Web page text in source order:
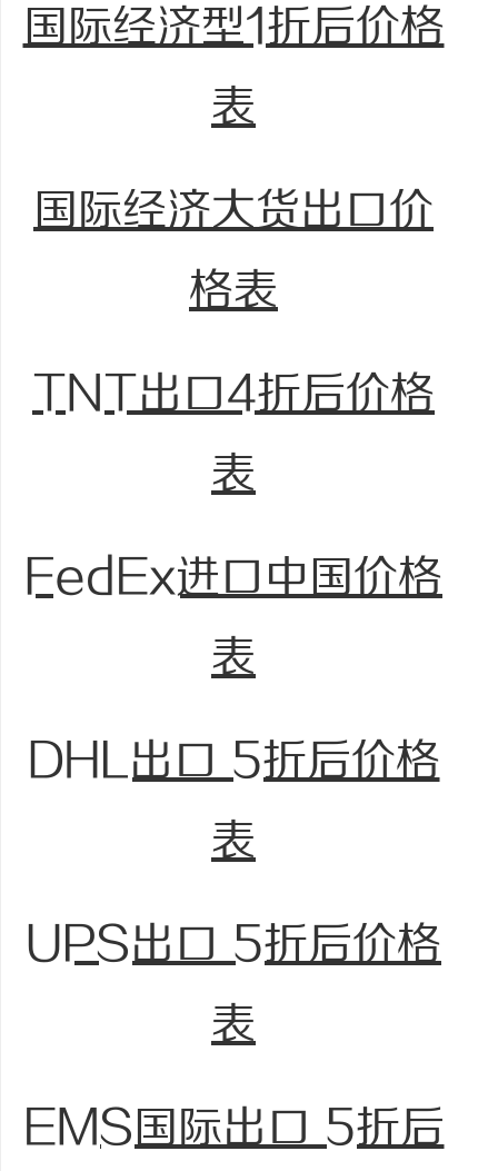
国际经济型1折后价格
表
国际经济大货出口价
格表
TNT出口4折后价格
表
FedEx进口中国价格
表
DHL出口 5折后价格
表
UPS出口 5折后价格
表
EMS国际出口 5折后